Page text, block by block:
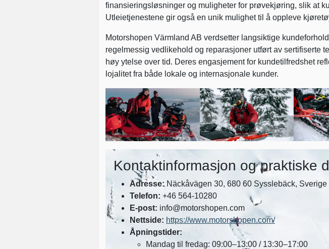
finansieringsløsninger og muligheter for prøvekjøring, slik at
Utleietjenestene gir også en unik mulighet til å oppleve
Motorshopen Värmland AB verdsetter langsiktige
regelmessig vedlikehold og reparasjoner utført av sertifiserte
høy ytelse over tid. Deres engasjement for kundetilfredshet
lojalitet fra både lokale og internasjonale kunder.
Kontaktinformasjon og praktiske
Adresse: Näckåvägen 30, 680 60 Sysslebäck, Sverige
Telefon: +46 564-10280
E-post: info@motorshopen.com
Nettside: https://www.motorshopen.com/
Åpningstider:
Mandag til fredag: 09:00–13:00 / 13:30–17:00